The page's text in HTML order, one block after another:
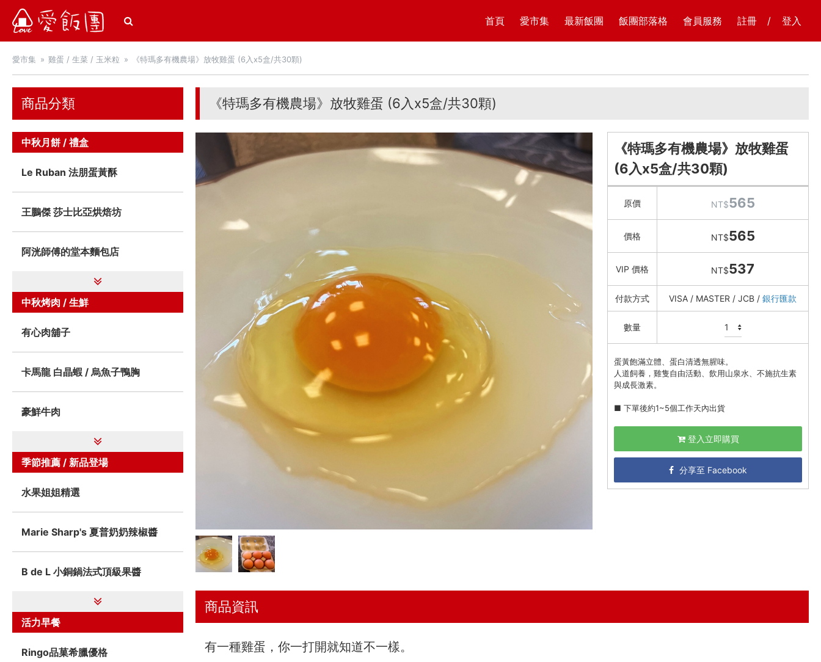
愛飯團 首頁 愛市集 最新飯團 飯團部落格 會員服務 註冊 / 登入
愛市集 雞蛋 / 生菜 / 玉米粒 《特瑪多有機農場》放牧雞蛋 (6入x5盒/共30顆)
《特瑪多有機農場》放牧雞蛋 (6入x5盒/共30顆)
《特瑪多有機農場》放牧雞蛋
(6入x5盒/共30顆)
原價 NT$565
價格 NT$565
VIP 價格 NT$537
付款方式 VISA / MASTER / JCB / 銀行匯款
數量
蛋黃飽滿立體、蛋白清透無腥味。
人道飼養，雞隻自由活動、飲用山泉水、不施抗生素
與成長激素。
■ 下單後約1~5個工作天內出貨
登入立即購買
分享至 Facebook
商品資訊
有一種雞蛋，你一打開就知道不一樣。
商品分類
中秋月餅 / 禮盒
Le Ruban 法朋蛋黃酥
王鵬傑 莎士比亞烘焙坊
阿洸師傅的堂本麵包店
中秋烤肉 / 生鮮
有心肉舖子
卡馬龍 白晶蝦 / 烏魚子鴨胸
豪鮮牛肉
季節推薦 / 新品登場
水果姐姐精選
Marie Sharp's 夏普奶奶辣椒醬
B de L 小銅鍋法式頂級果醬
活力早餐
Ringo品菓希臘優格